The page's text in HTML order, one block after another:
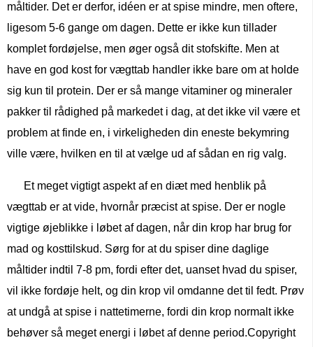
måltider. Det er derfor, idéen er at spise mindre, men oftere,
ligesom 5-6 gange om dagen. Dette er ikke kun tillader
komplet fordøjelse, men øger også dit stofskifte. Men at
have en god kost for vægttab handler ikke bare om at holde
sig kun til protein. Der er så mange vitaminer og mineraler
pakker til rådighed på markedet i dag, at det ikke vil være et
problem at finde en, i virkeligheden din eneste bekymring
ville være, hvilken en til at vælge ud af sådan en rig valg.
Et meget vigtigt aspekt af en diæt med henblik på
vægttab er at vide, hvornår præcist at spise. Der er nogle
vigtige øjeblikke i løbet af dagen, når din krop har brug for
mad og kosttilskud. Sørg for at du spiser dine daglige
måltider indtil 7-8 pm, fordi efter det, uanset hvad du spiser,
vil ikke fordøje helt, og din krop vil omdanne det til fedt. Prøv
at undgå at spise i nattetimerne, fordi din krop normalt ikke
behøver så meget energi i løbet af denne period.Copyright